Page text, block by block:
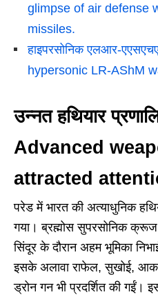
glimpse of air defense
missiles.
हाइपरसोनिक एलआर-
hypersonic LR-AShM
उन्नत हथियार
Advanced
attracted
परेड में भारत की अत्याधुनिक
गया। ब्रह्मोस सुपरसोनिक
सिंदूर के दौरान अहम भूमिका
इसके अलावा राफेल, सुखोई,
ड्रोन गन भी प्रदर्शित की गईं।